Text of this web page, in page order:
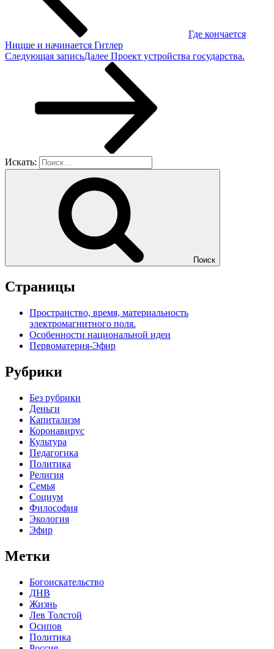
Где кончается
Ницше и начинается Гитлер
Следующая записьДалее Проект устройства государства.
Искать:
Поиск
Страницы
Пространство, время, материальность
электромагнитного поля.
Особенности национальной идеи
Первоматерия-Эфир
Рубрики
Без рубрики
Деньги
Капитализм
Коронавирус
Культура
Педагогика
Политика
Религия
Семья
Социум
Философия
Экология
Эфир
Метки
Богоискательство
ДНВ
Жизнь
Лев Толстой
Осипов
Политика